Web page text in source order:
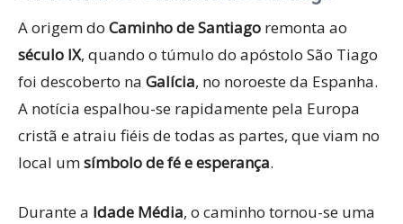
A origem do Caminho de Santiago remonta ao
século IX, quando o túmulo do apóstolo São Tiago
foi descoberto na Galícia, no noroeste da Espanha.
A notícia espalhou-se rapidamente pela Europa
cristã e atraiu fiéis de todas as partes, que viam no
local umsímbolo de fé e esperança.
Durante a Idade Média, o caminho tornou-se uma